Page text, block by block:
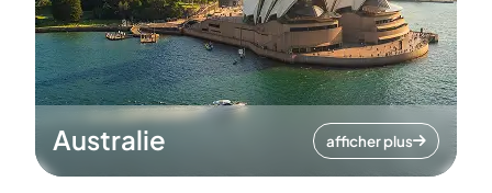
Australie afficher plus